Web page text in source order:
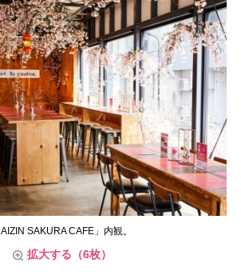
SAKURA CAFE」内観。
拡大する（6枚）